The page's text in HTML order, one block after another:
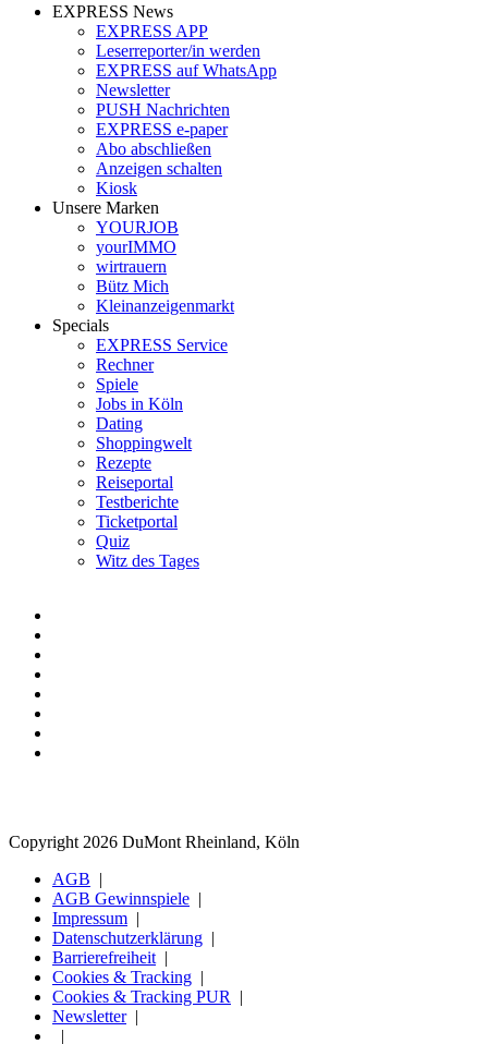
EXPRESS News
EXPRESS APP
Leserreporter/in werden
EXPRESS auf WhatsApp
Newsletter
PUSH Nachrichten
EXPRESS e-paper
Abo abschließen
Anzeigen schalten
Kiosk
Unsere Marken
YOURJOB
yourIMMO
wirtrauern
Bütz Mich
Kleinanzeigenmarkt
Specials
EXPRESS Service
Rechner
Spiele
Jobs in Köln
Dating
Shoppingwelt
Rezepte
Reiseportal
Testberichte
Ticketportal
Quiz
Witz des Tages
Copyright 2026 DuMont Rheinland, Köln
AGB
AGB Gewinnspiele
Impressum
Datenschutzerklärung
Barrierefreiheit
Cookies & Tracking
Cookies & Tracking PUR
Newsletter